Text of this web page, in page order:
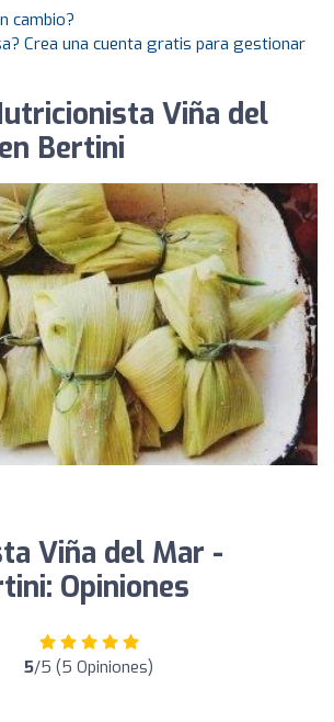
cambio?
Crea una cuenta gratis para gestionar
Viña del
Bertini
Viña del Mar -
Opiniones
5/5 (5 Opiniones)